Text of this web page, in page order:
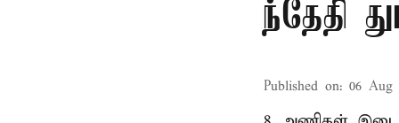
ந்தேதி
Published on: 06 Aug